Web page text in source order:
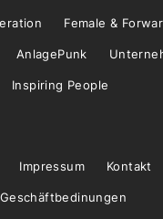
Female &
AnlagePunk
Inspiring People
Impressum Kontakt